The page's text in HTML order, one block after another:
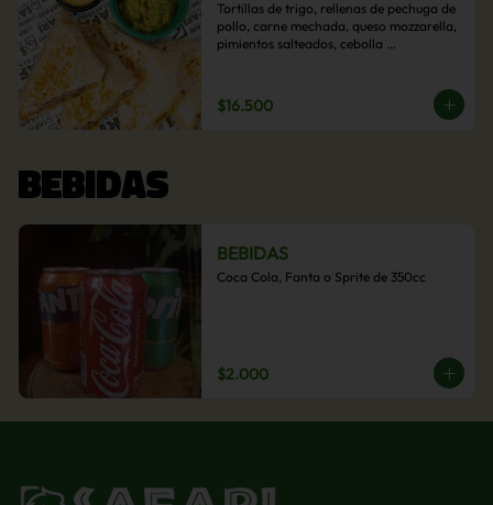
Tortillas de trigo, rellenas de pechuga de
pollo, carne mechada, queso mozzarella,
pimientos salteados, cebolla
$16.500
BEBIDAS
BEBIDAS
Coca Cola, Fanta o Sprite de 350cc
$2.000